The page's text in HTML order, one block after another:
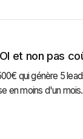
et non pas
qui génère 5
en moins d'un mois.